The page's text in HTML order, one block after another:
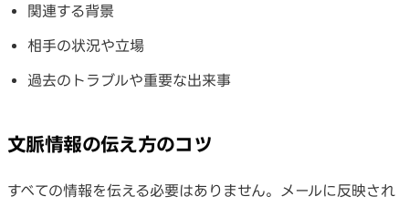
関連する背景
相手の状況や立場
過去のトラブルや重要な出来事
文脈情報の伝え方のコツ
すべての情報を伝える必要はありません。メールに反映され